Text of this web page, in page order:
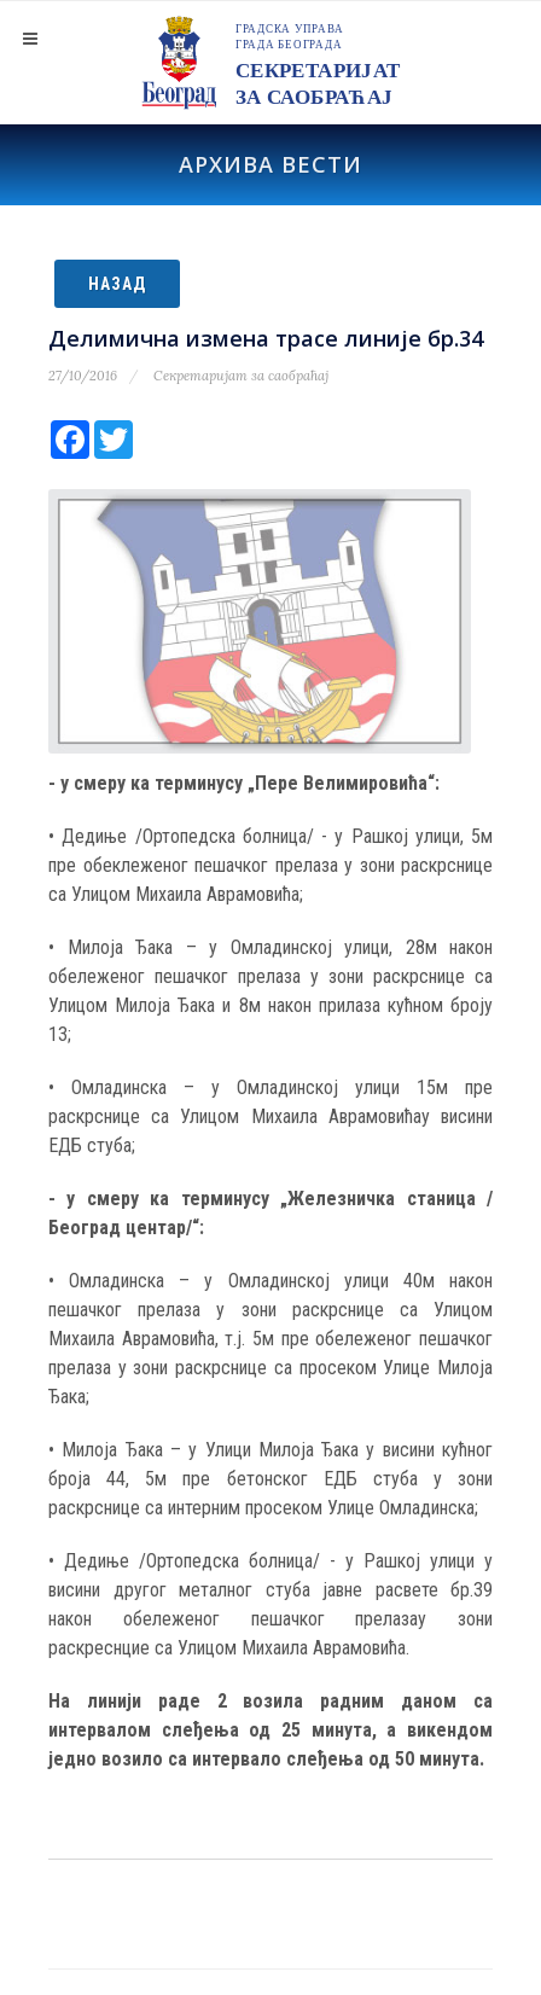
АРХИВА ВЕСТИ
НАЗАД
Делимична измена трасе линије бр.34
27/10/2016 Секретаријат за саобраћај
Facebook
- у смеру ка терминусу „Пере Велимировића“:
• Дедиње /Ортопедска болница/ - у Рашкој улици, 5м
пре обеклеженог пешачког прелаза у зони раскрснице
са Улицом Михаила Аврамовића;
• Милоја Ђака – у Омладинској улици, 28м након
обележеног пешачког прелаза у зони раскрснице са
Улицом Милоја Ђака и 8м након прилаза кућном броју
13;
• Омладинска – у Омладинској улици 15м пре
раскрснице са Улицом Михаила Аврамовићау висини
ЕДБ стуба;
- у смеру ка терминусу „Железничка станица /
Београд центар/“:
• Омладинска – у Омладинској улици 40м након
пешачког прелаза у зони раскрснице са Улицом
Михаила Аврамовића, т.ј. 5м пре обележеног пешачког
прелаза у зони раскрснице са просеком Улице Милоја
Ђака;
• Милоја Ђака – у Улици Милоја Ђака у висини кућног
броја 44, 5м пре бетонског ЕДБ стуба у зони
раскрснице са интерним просеком Улице Омладинска;
• Дедиње /Ортопедска болница/ - у Рашкој улици у
висини другог металног стуба јавне расвете бр.39
након обележеног пешачког прелазау зони
раскреснцие са Улицом Михаила Аврамовића.
На линији раде 2 возила радним даном са
интервалом слеђења од 25 минута, а викендом
једно возило са интервало слеђења од 50 минута.